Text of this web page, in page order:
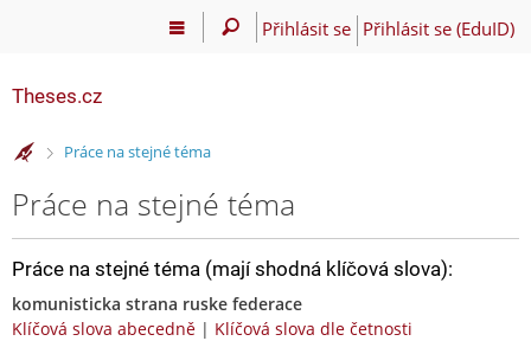
Přihlásit se Přihlásit se (EduID)
Theses.cz
>Práce na stejné téma
Práce na stejné téma
Práce na stejné téma (mají shodná klíčová slova):
komunisticka strana ruske federace
Klíčová slova abecedně | Klíčová slova dle četnosti